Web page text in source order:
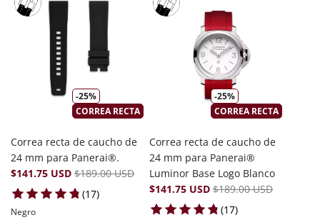
-25%
CORREA RECTA
Correa recta de caucho de
24 mm para Panerai®.
$141.75 USD $189.00 USD
(17)17 total reviews
Negro
-25%
CORREA RECTA
Correa recta de caucho de
24 mm para Panerai®
Luminor Base Logo Blanco
$141.75 USD $189.00 USD
(17)17 total reviews